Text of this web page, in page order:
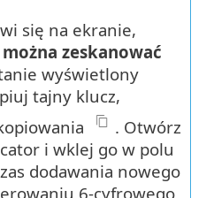
się na ekranie,
zeskanować
wyświetlony
tajny klucz,
. Otwórz
i wklej go w polu
dodawania nowego
6-cyfrowego